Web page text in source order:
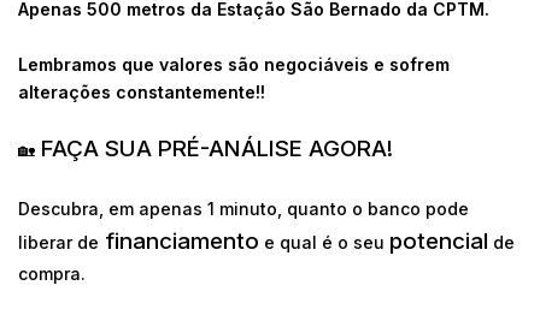
Apenas 500 metros da Estação São Bernado da CPTM.
Lembramos que valores são negociáveis e sofrem
alterações constantemente!!
🏡 FAÇA SUA PRÉ-ANÁLISE AGORA!
Descubra, em apenas 1 minuto, quanto o banco pode
liberar de financiamento e qual é o seu potencial de
compra.